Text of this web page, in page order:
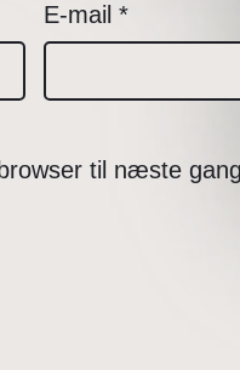
E-mail *
til næste